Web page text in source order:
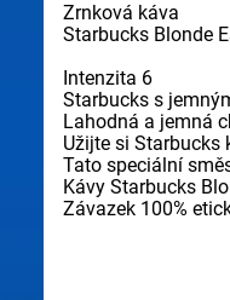
Zrnková káva
Starbucks Blonde
Intenzita 6
Starbucks s
Lahodná a jemná
Užijte si Starbucks
Tato speciální
Kávy Starbucks
Závazek 100%